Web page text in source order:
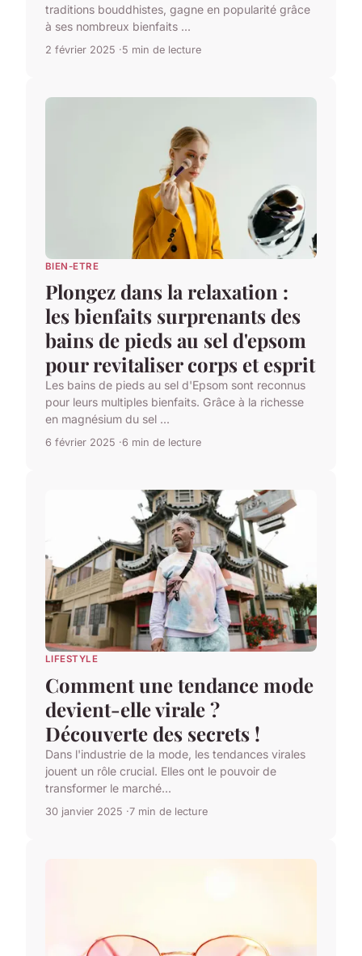
traditions bouddhistes, gagne en popularité grâce
à ses nombreux bienfaits ...
2 février 2025 5 min de lecture
BIEN-ETRE
Plongez dans la relaxation :
les bienfaits surprenants des
bains de pieds au sel d'epsom
pour revitaliser corps et esprit
Les bains de pieds au sel d'Epsom sont reconnus
pour leurs multiples bienfaits. Grâce à la richesse
en magnésium du sel ...
6 février 2025 6 min de lecture
LIFESTYLE
Comment une tendance mode
devient-elle virale ?
Découverte des secrets !
Dans l'industrie de la mode, les tendances virales
jouent un rôle crucial. Elles ont le pouvoir de
transformer le marché...
30 janvier 2025 7 min de lecture